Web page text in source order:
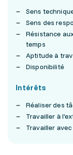
Sens
Sens des
Résistance
temps
Aptitude à
Disponibilité
Intérêts
Réaliser des
Travailler à
Travailler avec